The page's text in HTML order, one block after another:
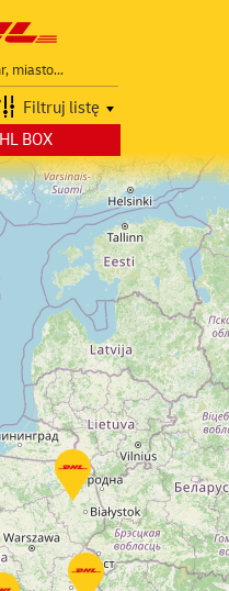
Filtruj listę
BOX